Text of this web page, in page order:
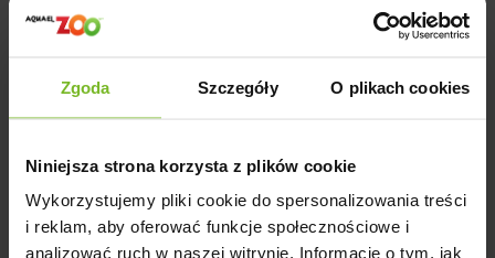
Zgoda Szczegóły O plikach cookies
Niniejsza strona korzysta z plików cookie
Wykorzystujemy pliki cookie do spersonalizowania treści
i reklam, aby oferować funkcje społecznościowe i
analizować ruch w naszej witrynie. Informacje o tym, jak
rozwiązaniami. Gwarantują niezwykłą ergonomię
użytkowania, dbają o idealną czystość wody oraz jej
Model pompy Ultramax